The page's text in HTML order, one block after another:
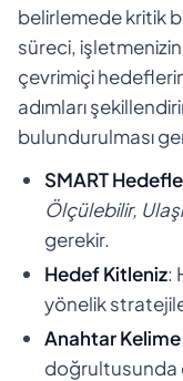
belirlemede kritik
süreci,
çevrimiçi
adımları
bulundurulması
SMART
Ölçülebilir,
gerekir.
Hedef Kitleniz:
yönelik
Anahtar
doğrultusunda